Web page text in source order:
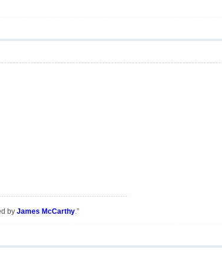
byJames McCarthy.”